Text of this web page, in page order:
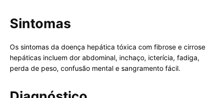
Sintomas
Os sintomas da doença hepática tóxica com fibrose e cirrose
hepáticas incluem dor abdominal, inchaço, icterícia, fadiga,
perda de peso, confusão mental e sangramento fácil.